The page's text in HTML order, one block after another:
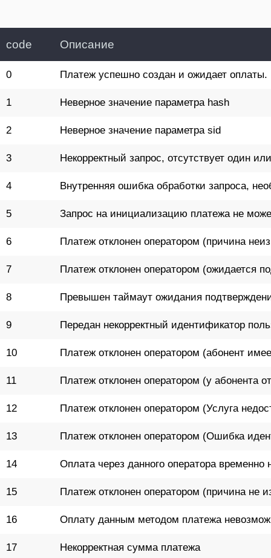
code Описание
0 Платеж успешно создан и ожидает оплаты.
1 Неверное значение параметра hash
2 Неверное значение параметра sid
3 Некорректный запрос, отсутствует один
4 Внутренняя ошибка обработки запроса,
5 Запрос на инициализацию платежа не
6 Платеж отклонен оператором (причина
7 Платеж отклонен оператором (ожидается
8 Превышен таймаут ожидания
9 Передан некорректный идентификатор
10 Платеж отклонен оператором (абонент
11 Платеж отклонен оператором (у абонента
12 Платеж отклонен оператором (Услуга
13 Платеж отклонен оператором (Ошибка
14 Оплата через данного оператора временно
15 Платеж отклонен оператором (причина не
16 Оплату данным методом платежа
17 Некорректная сумма платежа